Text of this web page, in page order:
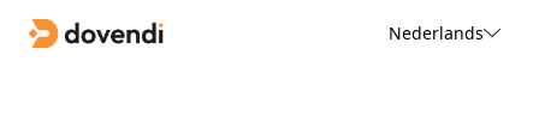
Nederlands